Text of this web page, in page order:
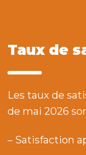
Taux de
Les taux de
de mai 2026
– Satisfaction